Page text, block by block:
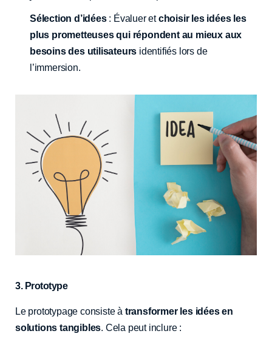
Sélection d’idées: Évaluer etchoisir les idées les
plus prometteuses qui répondent au mieux aux
besoins des utilisateurs identifiés lors de
l’immersion.
3. Prototype
Le prototypage consiste à transformer les idées en
solutions tangibles. Cela peut inclure :